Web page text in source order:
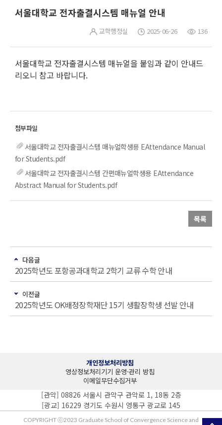
서울대학교 전자출결시스템 매뉴얼 안내
교학행정실 2025-06-26 136
서울대학교 전자출결시스템 매뉴얼을 붙임과 같이 안내드
리오니 참고 바랍니다.
서울대학교 전자출결시스템 매뉴얼학생용 EAttendance Manual
for Students.pdf
서울대학교 전자출결시스템 간편매뉴얼학생용 EAttendance
Abstract Manual for Students.pdf
목록
다음글
2025학년도 포항공과대학교 2학기 교류 수학 안내
이전글
2025학년도 OK배정장학재단 15기 생활장학생 선발 안내
개인정보처리방침
영상정보처리기기 운영·관리 방침
이메일무단수집거부
[관악] 08826 서울시 관악구 관악로 1, 18동 2층
[광교] 16229 경기도 수원시 영통구 광교로 145
COPYRIGHT ⓒ2023 Graduate School of Convergence Science and